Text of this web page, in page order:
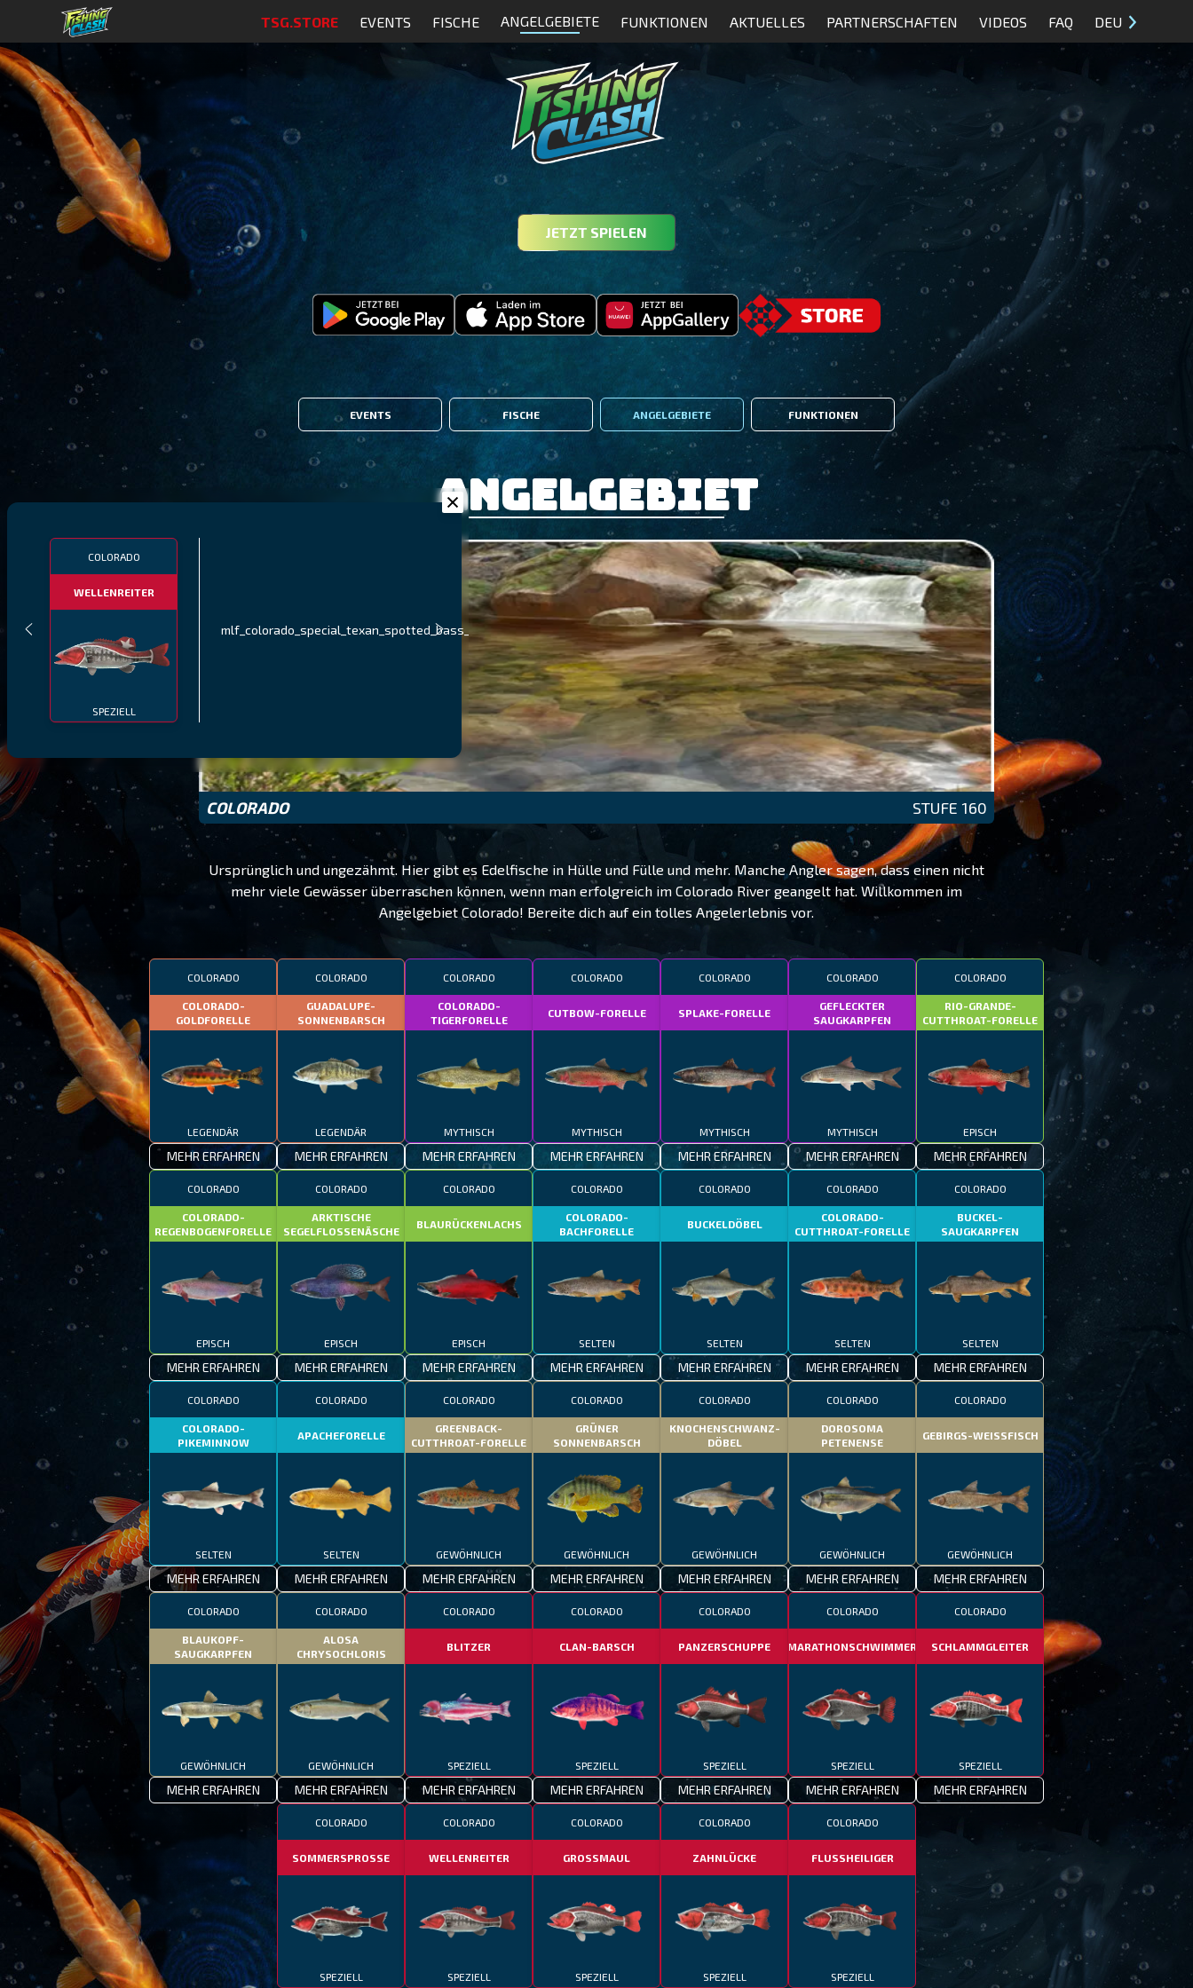
TSG.STORE EVENTS FISCHE ANGELGEBIETE FUNKTIONEN AKTUELLES PARTNERSCHAFTEN VIDEOS FAQ DEU
JETZT SPIELEN
EVENTS FISCHE ANGELGEBIETE FUNKTIONEN
COLORADO
WELLENREITER
SPEZIELL
mlf_colorado_special_texan_spotted_bass_info
Angelgebiet
COLORADO STUFE 160
Ursprünglich und ungezähmt. Hier gibt es Edelfische in Hülle und Fülle und mehr. Manche Angler sagen, dass einen nicht
mehr viele Gewässer überraschen können, wenn man erfolgreich im Colorado River geangelt hat. Willkommen im
Angelgebiet Colorado! Bereite dich auf ein tolles Angelerlebnis vor.
COLORADO
COLORADO-
GOLDFORELLE
LEGENDÄR
MEHR ERFAHREN
COLORADO
GUADALUPE-
SONNENBARSCH
LEGENDÄR
MEHR ERFAHREN
COLORADO
COLORADO-
TIGERFORELLE
MYTHISCH
MEHR ERFAHREN
COLORADO
CUTBOW-FORELLE
MYTHISCH
MEHR ERFAHREN
COLORADO
SPLAKE-FORELLE
MYTHISCH
MEHR ERFAHREN
COLORADO
GEFLECKTER
SAUGKARPFEN
MYTHISCH
MEHR ERFAHREN
COLORADO
RIO-GRANDE-
CUTTHROAT-FORELLE
EPISCH
MEHR ERFAHREN
COLORADO
COLORADO-
REGENBOGENFORELLE
EPISCH
MEHR ERFAHREN
COLORADO
ARKTISCHE
SEGELFLOSSENÄSCHE
EPISCH
MEHR ERFAHREN
COLORADO
BLAURÜCKENLACHS
EPISCH
MEHR ERFAHREN
COLORADO
COLORADO-
BACHFORELLE
SELTEN
MEHR ERFAHREN
COLORADO
BUCKELDÖBEL
SELTEN
MEHR ERFAHREN
COLORADO
COLORADO-
CUTTHROAT-FORELLE
SELTEN
MEHR ERFAHREN
COLORADO
BUCKEL-
SAUGKARPFEN
SELTEN
MEHR ERFAHREN
COLORADO
COLORADO-
PIKEMINNOW
SELTEN
MEHR ERFAHREN
COLORADO
APACHEFORELLE
SELTEN
MEHR ERFAHREN
COLORADO
GREENBACK-
CUTTHROAT-FORELLE
GEWÖHNLICH
MEHR ERFAHREN
COLORADO
GRÜNER
SONNENBARSCH
GEWÖHNLICH
MEHR ERFAHREN
COLORADO
KNOCHENSCHWANZ-
DÖBEL
GEWÖHNLICH
MEHR ERFAHREN
COLORADO
DOROSOMA
PETENENSE
GEWÖHNLICH
MEHR ERFAHREN
COLORADO
GEBIRGS-WEISSFISCH
GEWÖHNLICH
MEHR ERFAHREN
COLORADO
BLAUKOPF-
SAUGKARPFEN
GEWÖHNLICH
MEHR ERFAHREN
COLORADO
ALOSA
CHRYSOCHLORIS
GEWÖHNLICH
MEHR ERFAHREN
COLORADO
BLITZER
SPEZIELL
MEHR ERFAHREN
COLORADO
CLAN-BARSCH
SPEZIELL
MEHR ERFAHREN
COLORADO
PANZERSCHUPPE
SPEZIELL
MEHR ERFAHREN
COLORADO
MARATHONSCHWIMMER
SPEZIELL
MEHR ERFAHREN
COLORADO
SCHLAMMGLEITER
SPEZIELL
MEHR ERFAHREN
COLORADO
SOMMERSPROSSE
SPEZIELL
COLORADO
WELLENREITER
SPEZIELL
COLORADO
GROSSMAUL
SPEZIELL
COLORADO
ZAHNLÜCKE
SPEZIELL
COLORADO
FLUSSHEILIGER
SPEZIELL